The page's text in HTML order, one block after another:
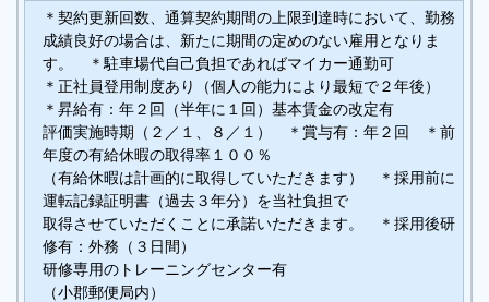
＊契約更新回数、通算契約期間の上限到達時において、勤務
成績良好の場合は、新たに期間の定めのない雇用となりま
す。 ＊駐車場代自己負担であればマイカー通勤可
＊正社員登用制度あり（個人の能力により最短で２年後）
＊昇給有：年２回（半年に１回）基本賃金の改定有
評価実施時期（２／１、８／１） ＊賞与有：年２回 ＊前
年度の有給休暇の取得率１００％
（有給休暇は計画的に取得していただきます） ＊採用前に
運転記録証明書（過去３年分）を当社負担で
取得させていただくことに承諾いただきます。 ＊採用後研
修有：外務（３日間）
研修専用のトレーニングセンター有
（小郡郵便局内）